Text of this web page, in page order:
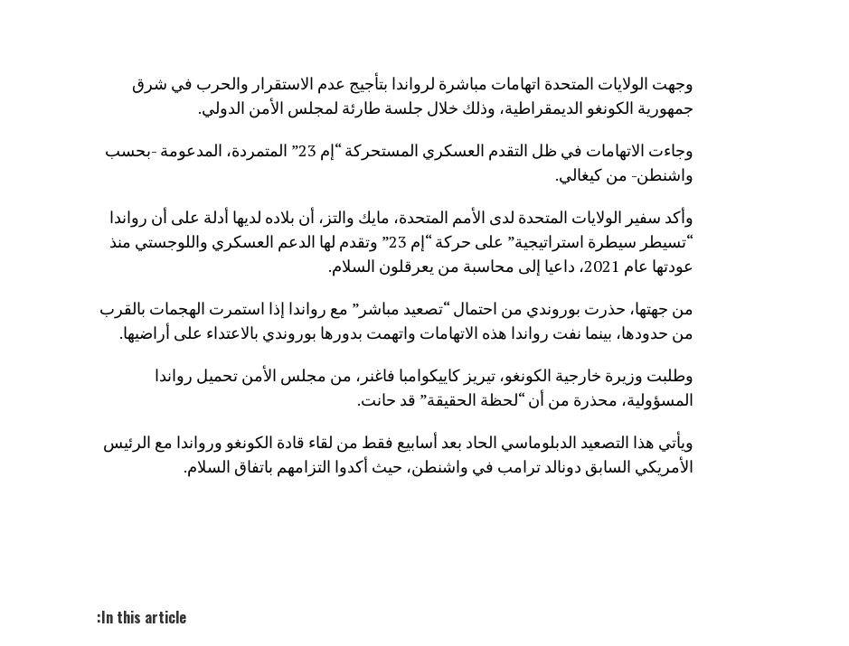
وجهت الولايات المتحدة اتهامات مباشرة لرواندا بتأجيج عدم الاستقرار والحرب في شرق
جمهورية الكونغو الديمقراطية، وذلك خلال جلسة طارئة لمجلس الأمن الدولي.
وجاءت الاتهامات في ظل التقدم العسكري المستحركة “إم 23” المتمردة، المدعومة -بحسب
واشنطن- من كيغالي.
وأكد سفير الولايات المتحدة لدى الأمم المتحدة، مايك والتز، أن بلاده لديها أدلة على أن رواندا
“تسيطر سيطرة استراتيجية” على حركة “إم 23” وتقدم لها الدعم العسكري واللوجستي منذ
عودتها عام 2021، داعيا إلى محاسبة من يعرقلون السلام.
من جهتها، حذرت بوروندي من احتمال “تصعيد مباشر” مع رواندا إذا استمرت الهجمات بالقرب
من حدودها، بينما نفت رواندا هذه الاتهامات واتهمت بدورها بوروندي بالاعتداء على أراضيها.
وطلبت وزيرة خارجية الكونغو، تيريز كاييكوامبا فاغنر، من مجلس الأمن تحميل رواندا
المسؤولية، محذرة من أن “لحظة الحقيقة” قد حانت.
ويأتي هذا التصعيد الدبلوماسي الحاد بعد أسابيع فقط من لقاء قادة الكونغو ورواندا مع الرئيس
الأمريكي السابق دونالد ترامب في واشنطن، حيث أكدوا التزامهم باتفاق السلام.
In this article: